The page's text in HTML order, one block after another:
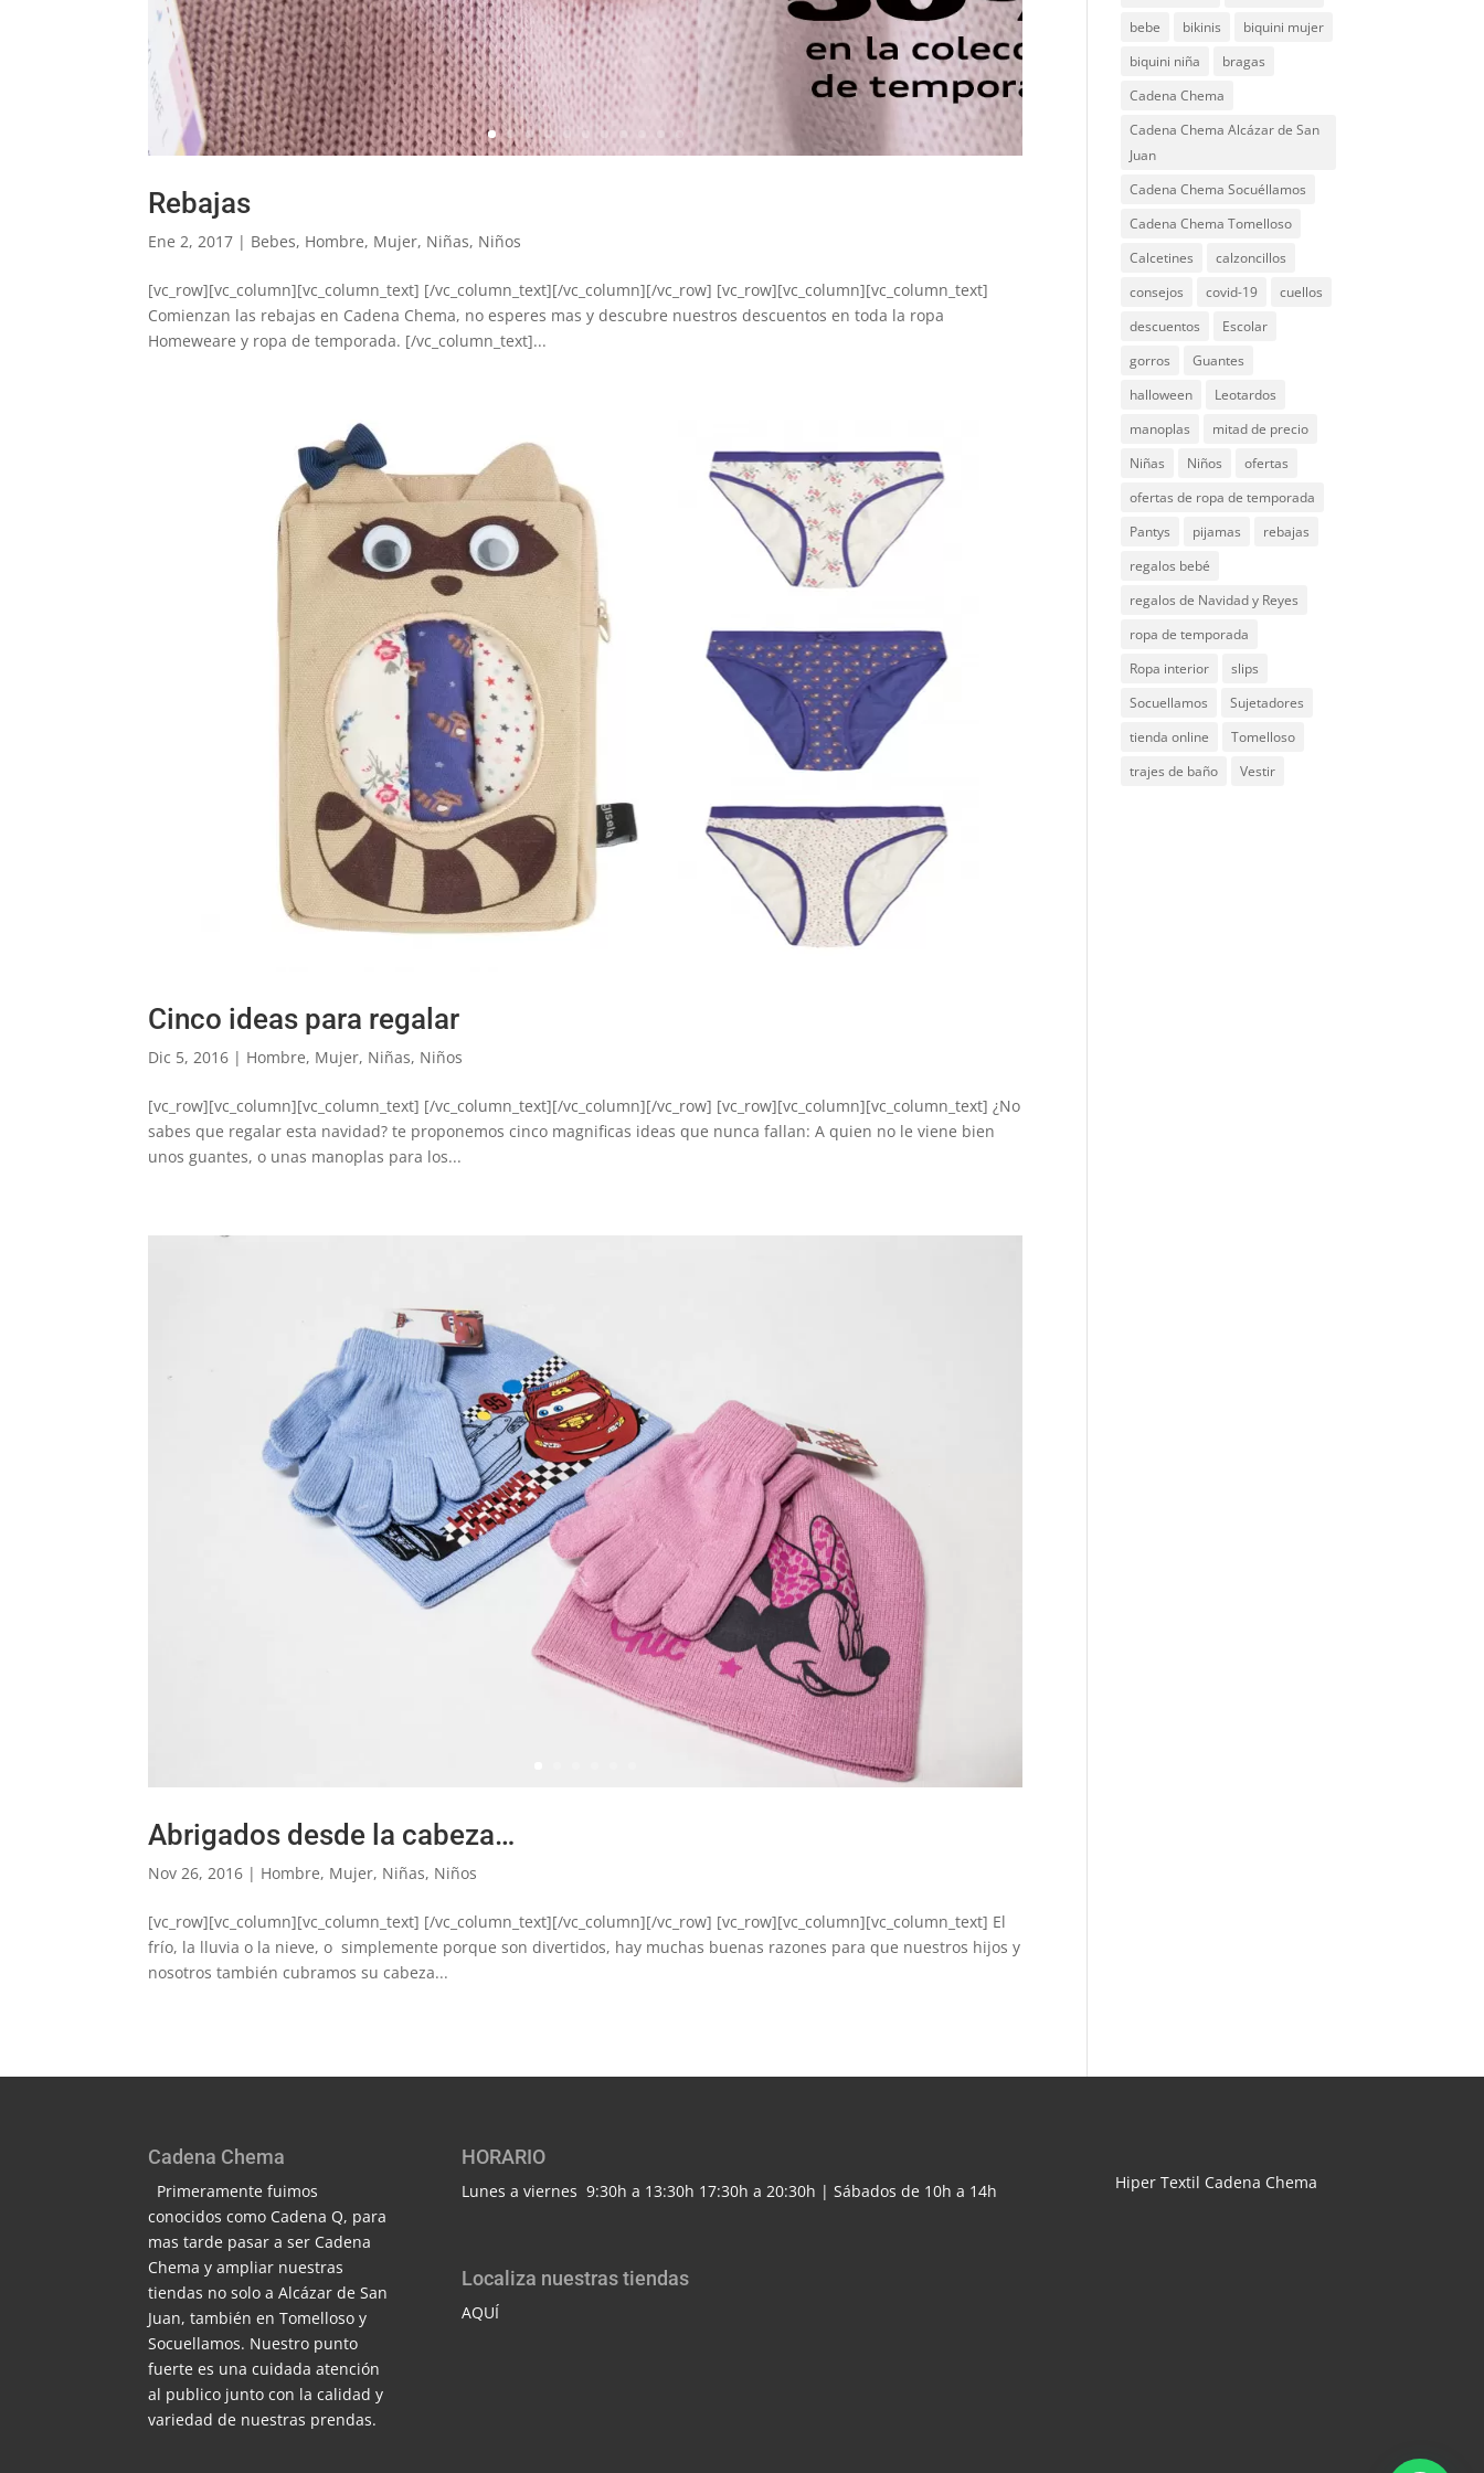
Rebajas
Ene 2, 2017 | Bebes, Hombre, Mujer, Niñas, Niños
[vc_row][vc_column][vc_column_text] [/vc_column_text][/vc_column][/vc_row] [vc_row][vc_column][vc_column_text]
Comienzan las rebajas en Cadena Chema, no esperes mas y descubre nuestros descuentos en toda la ropa
Homeweare y ropa de temporada. [/vc_column_text]...
Cinco ideas para regalar
Dic 5, 2016 | Hombre, Mujer, Niñas, Niños
[vc_row][vc_column][vc_column_text] [/vc_column_text][/vc_column][/vc_row] [vc_row][vc_column][vc_column_text] ¿No
sabes que regalar esta navidad? te proponemos cinco magnificas ideas que nunca fallan: A quien no le viene bien
unos guantes, o unas manoplas para los...
Abrigados desde la cabeza…
Nov 26, 2016 | Hombre, Mujer, Niñas, Niños
[vc_row][vc_column][vc_column_text] [/vc_column_text][/vc_column][/vc_row] [vc_row][vc_column][vc_column_text] El
frío, la lluvia o la nieve, o simplemente porque son divertidos, hay muchas buenas razones para que nuestros hijos y
nosotros también cubramos su cabeza...
bebe
bikinis
biquini mujer
biquini niña
bragas
Cadena Chema
Cadena Chema Alcázar de San
Juan
Cadena Chema Socuéllamos
Cadena Chema Tomelloso
Calcetines
calzoncillos
consejos
covid-19
cuellos
descuentos
Escolar
gorros
Guantes
halloween
Leotardos
manoplas
mitad de precio
Niñas
Niños
ofertas
ofertas de ropa de temporada
Pantys
pijamas
rebajas
regalos bebé
regalos de Navidad y Reyes
ropa de temporada
Ropa interior
slips
Socuellamos
Sujetadores
tienda online
Tomelloso
trajes de baño
Vestir
Cadena Chema
Primeramente fuimos
conocidos como Cadena Q, para
mas tarde pasar a ser Cadena
Chema y ampliar nuestras
tiendas no solo a Alcázar de San
Juan, también en Tomelloso y
Socuellamos. Nuestro punto
fuerte es una cuidada atención
al publico junto con la calidad y
variedad de nuestras prendas.
HORARIO
Lunes a viernes 9:30h a 13:30h 17:30h a 20:30h | Sábados de 10h a 14h
Localiza nuestras tiendas
AQUÍ
Hiper Textil Cadena Chema